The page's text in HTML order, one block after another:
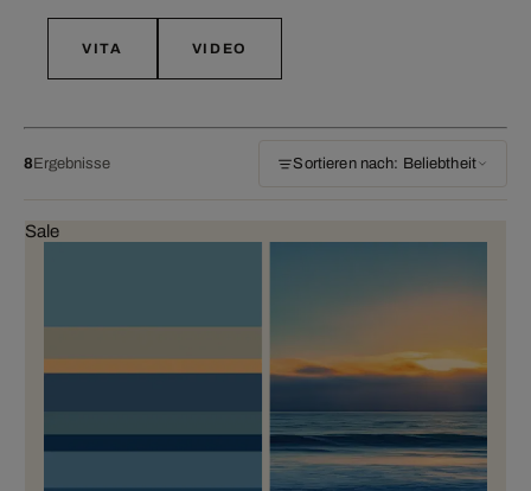
VITA VIDEO
8Ergebnisse Sortieren nach: Beliebtheit
Sale